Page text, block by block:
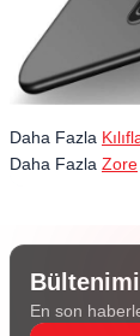
Daha Fazla
Daha Fazla Zore
En son